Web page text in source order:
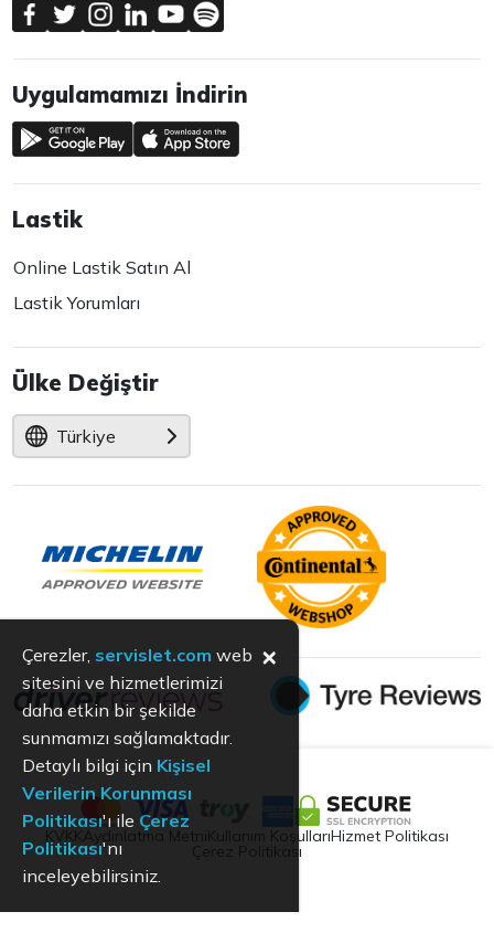
Uygulamamızı İndirin
Lastik
Online Lastik Satın Al
Lastik Yorumları
Ülke Değiştir
Türkiye
Aydınlatma Metni Kullanım KoşullarıHizmet Politikası
Çerez Politikası
Çerezler, servislet.com web
sitesini ve hizmetlerimizi
daha etkin bir şekilde
sunmamızı sağlamaktadır.
Detaylı bilgi için Kişisel
Verilerin Korunması
Politikası'ı ile Çerez
Politikası'nı
inceleyebilirsiniz.
×